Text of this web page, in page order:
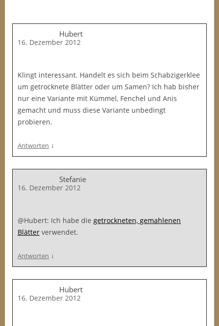
Hubert
16. Dezember 2012
Klingt interessant. Handelt es sich beim Schabzigerklee
um getrocknete Blätter oder um Samen? Ich hab bisher
nur eine Variante mit Kümmel, Fenchel und Anis
gemacht und muss diese Variante unbedingt
probieren.
Antworten ↓
Stefanie
16. Dezember 2012
@Hubert: Ich habe die getrockneten, gemahlenen
Blätter verwendet.
Antworten ↓
Hubert
16. Dezember 2012